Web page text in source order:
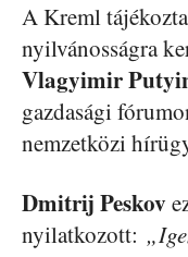
A Kreml
nyilvánosságra
Vlagyimir
gazdasági
nemzetközi
Dmitrij Peskov
nyilatkozott: